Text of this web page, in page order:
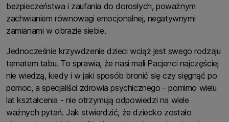
bezpieczeństwa i zaufania do dorosłych, poważnym
zachwianiem równowagi emocjonalnej, negatywnymi
zamianami w obrazie siebie.
Jednocześnie krzywdzenie dzieci wciąż jest swego rodzaju
tematem tabu. To sprawia, że nasi mali Pacjenci najczęściej
nie wiedzą, kiedy i w jaki sposób bronić się czy sięgnąć po
pomoc, a specjaliści zdrowia psychicznego - pomimo wielu
lat kształcenia - nie otrzymują odpowiedzi na wiele
ważnych pytań. Jak stwierdzić, że dziecko zostało